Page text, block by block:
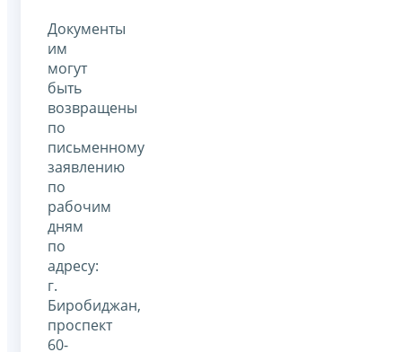
Документы
им
могут
быть
возвращены
по
письменному
заявлению
по
рабочим
дням
по
адресу:
г.
Биробиджан,
проспект
60-